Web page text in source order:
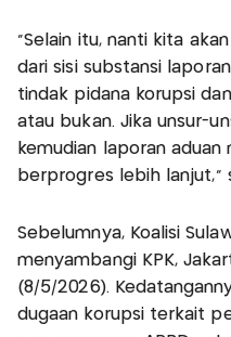
"Selain itu, nanti kita
dari sisi substansi
tindak pidana korupsi
atau bukan. Jika unsur-
kemudian laporan aduan
berprogres lebih lanjut,"
Sebelumnya, Koalisi
menyambangi KPK,
(8/5/2026).
dugaan korupsi terkait